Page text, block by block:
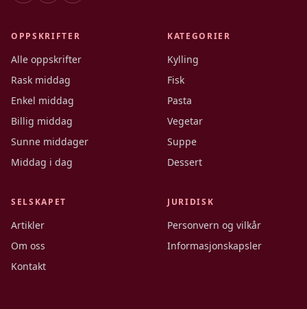
OPPSKRIFTER
Alle oppskrifter
Rask middag
Enkel middag
Billig middag
Sunne middager
Middag i dag
KATEGORIER
Kylling
Fisk
Pasta
Vegetar
Suppe
Dessert
SELSKAPET
Artikler
Om oss
Kontakt
JURIDISK
Personvern og vilkår
Informasjonskapsler